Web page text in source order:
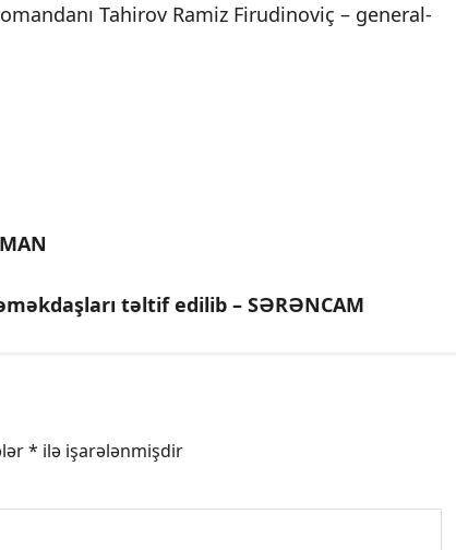
Tahirov Ramiz Firudinoviç – general-
təltif edilib – SƏRƏNCAM
* ilə işarələnmişdir